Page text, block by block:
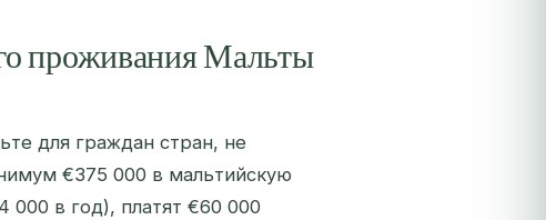
проживания Мальты
для граждан стран, не
€375 000 в мальтийскую
000 в год), платят €60 000